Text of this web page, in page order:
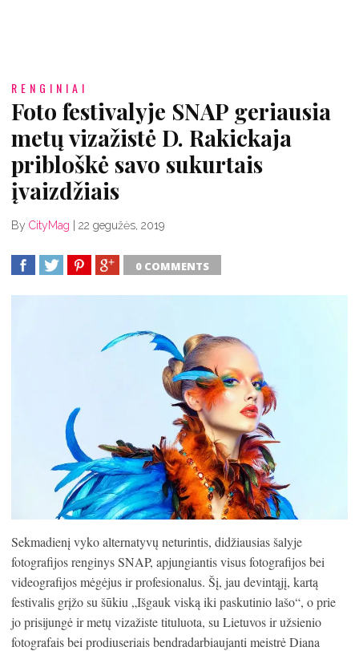
RENGINIAI
Foto festivalyje SNAP geriausia
metų vizažistė D. Rakickaja
pribloškė savo sukurtais
įvaizdžiais
By CityMag 22 gegužės, 2019
0 COMMENTS
Sekmadienį vyko alternatyvų neturintis, didžiausias šalyje
fotografijos renginys SNAP, apjungiantis visus fotografijos bei
videografijos mėgėjus ir profesionalus. Šį, jau devintąjį, kartą
festivalis grįžo su šūkiu „Išgauk viską iki paskutinio lašo“, o prie
jo prisijungė ir metų vizažiste tituluota, su Lietuvos ir užsienio
fotografais bei prodiuseriais bendradarbiaujanti meistrė Diana